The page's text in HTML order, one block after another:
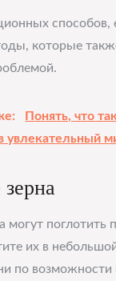
способов,
которые
Понять, что
увлекательный
могут поглотить
их в
по возможности